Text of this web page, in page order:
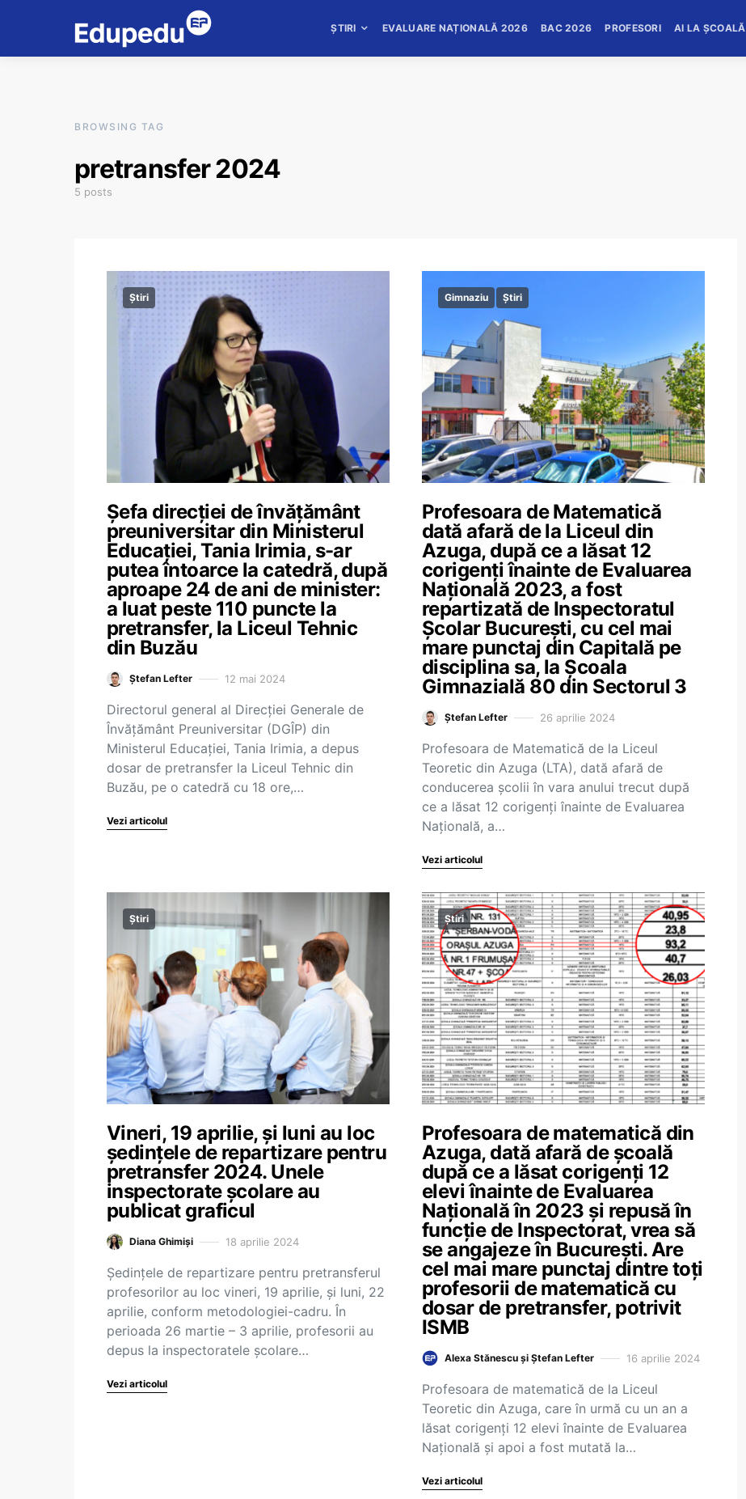
ȘTIRI EVALUARE NAȚIONALĂ 2026 BAC 2026 PROFESORI AI LA ȘCOALĂ
BROWSING TAG
pretransfer 2024
5 posts
Știri
Șefa direcției de învățământ
preuniversitar din Ministerul
Educației, Tania Irimia, s-ar
putea întoarce la catedră, după
aproape 24 de ani de minister:
a luat peste 110 puncte la
pretransfer, la Liceul Tehnic
din Buzău
Ștefan Lefter 12 mai 2024
Directorul general al Direcției Generale de
Învățământ Preuniversitar (DGÎP) din
Ministerul Educației, Tania Irimia, a depus
dosar de pretransfer la Liceul Tehnic din
Buzău, pe o catedră cu 18 ore,…
Vezi articolul
Gimnaziu Știri
Profesoara de Matematică
dată afară de la Liceul din
Azuga, după ce a lăsat 12
corigenți înainte de Evaluarea
Națională 2023, a fost
repartizată de Inspectoratul
Școlar București, cu cel mai
mare punctaj din Capitală pe
disciplina sa, la Școala
Gimnazială 80 din Sectorul 3
Ștefan Lefter 26 aprilie 2024
Profesoara de Matematică de la Liceul
Teoretic din Azuga (LTA), dată afară de
conducerea școlii în vara anului trecut după
ce a lăsat 12 corigenți înainte de Evaluarea
Națională, a…
Vezi articolul
Știri
Vineri, 19 aprilie, și luni au loc
ședințele de repartizare pentru
pretransfer 2024. Unele
inspectorate școlare au
publicat graficul
Diana Ghimiși 18 aprilie 2024
Ședințele de repartizare pentru pretransferul
profesorilor au loc vineri, 19 aprilie, și luni, 22
aprilie, conform metodologiei-cadru. În
perioada 26 martie – 3 aprilie, profesorii au
depus la inspectoratele școlare…
Vezi articolul
Știri
Profesoara de matematică din
Azuga, dată afară de școală
după ce a lăsat corigenți 12
elevi înainte de Evaluarea
Națională în 2023 și repusă în
funcție de Inspectorat, vrea să
se angajeze în București. Are
cel mai mare punctaj dintre toți
profesorii de matematică cu
dosar de pretransfer, potrivit
ISMB
Alexa Stănescu și Ștefan Lefter 16 aprilie 2024
Profesoara de matematică de la Liceul
Teoretic din Azuga, care în urmă cu un an a
lăsat corigenți 12 elevi înainte de Evaluarea
Națională și apoi a fost mutată la…
Vezi articolul